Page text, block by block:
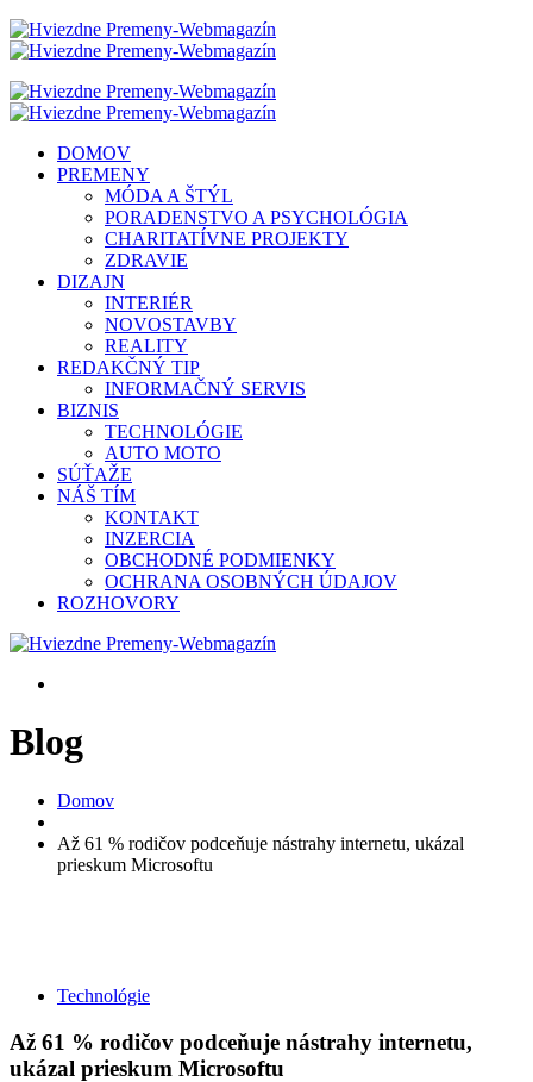
DOMOV
PREMENY
MÓDA A ŠTÝL
PORADENSTVO A PSYCHOLÓGIA
CHARITATÍVNE PROJEKTY
ZDRAVIE
DIZAJN
INTERIÉR
NOVOSTAVBY
REALITY
REDAKČNÝ TIP
INFORMAČNÝ SERVIS
BIZNIS
TECHNOLÓGIE
AUTO MOTO
SÚŤAŽE
NÁŠ TÍM
KONTAKT
INZERCIA
OBCHODNÉ PODMIENKY
OCHRANA OSOBNÝCH ÚDAJOV
ROZHOVORY
Blog
Domov
Až 61 % rodičov podceňuje nástrahy internetu, ukázal
prieskum Microsoftu
Technológie
Až 61 % rodičov podceňuje nástrahy internetu,
ukázal prieskum Microsoftu